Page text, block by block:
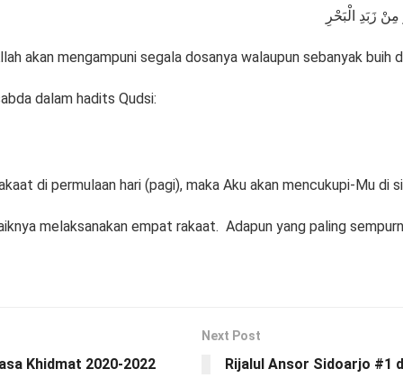
زَبَدِ الْبَحْرِ
akan mengampuni segala dosanya walaupun sebanyak buih
dalam hadits Qudsi:
di permulaan hari (pagi), maka Aku akan mencukupi-Mu di
melaksanakan empat rakaat. Adapun yang paling
Khidmat 2020-2022
Next Post
Rijalul Ansor Sidoarjo #1